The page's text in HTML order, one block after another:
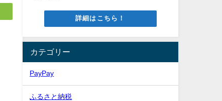
詳細はこちら！
カテゴリー
PayPay
ふるさと納税